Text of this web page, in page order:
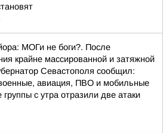
МОГи не боги?. После
крайне массированной и затяжной
Севастополя сообщил:
авиация, ПВО и мобильные
группы с утра отразили две атаки